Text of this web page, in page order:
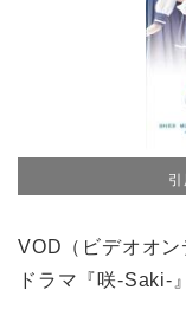
VOD（ビデオオ
ドラマ『咲-Saki-